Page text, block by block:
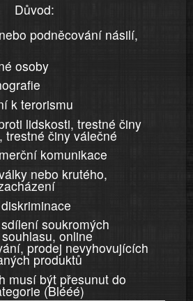
Důvod:
podněcování násilí,
osoby
k terorismu
lidskosti, trestné činy
trestné činy válečné
komunikace
nebo krutého,
soukromých
online
prodej nevyhovujících
produktů
musí být přesunut do
(Blééé)